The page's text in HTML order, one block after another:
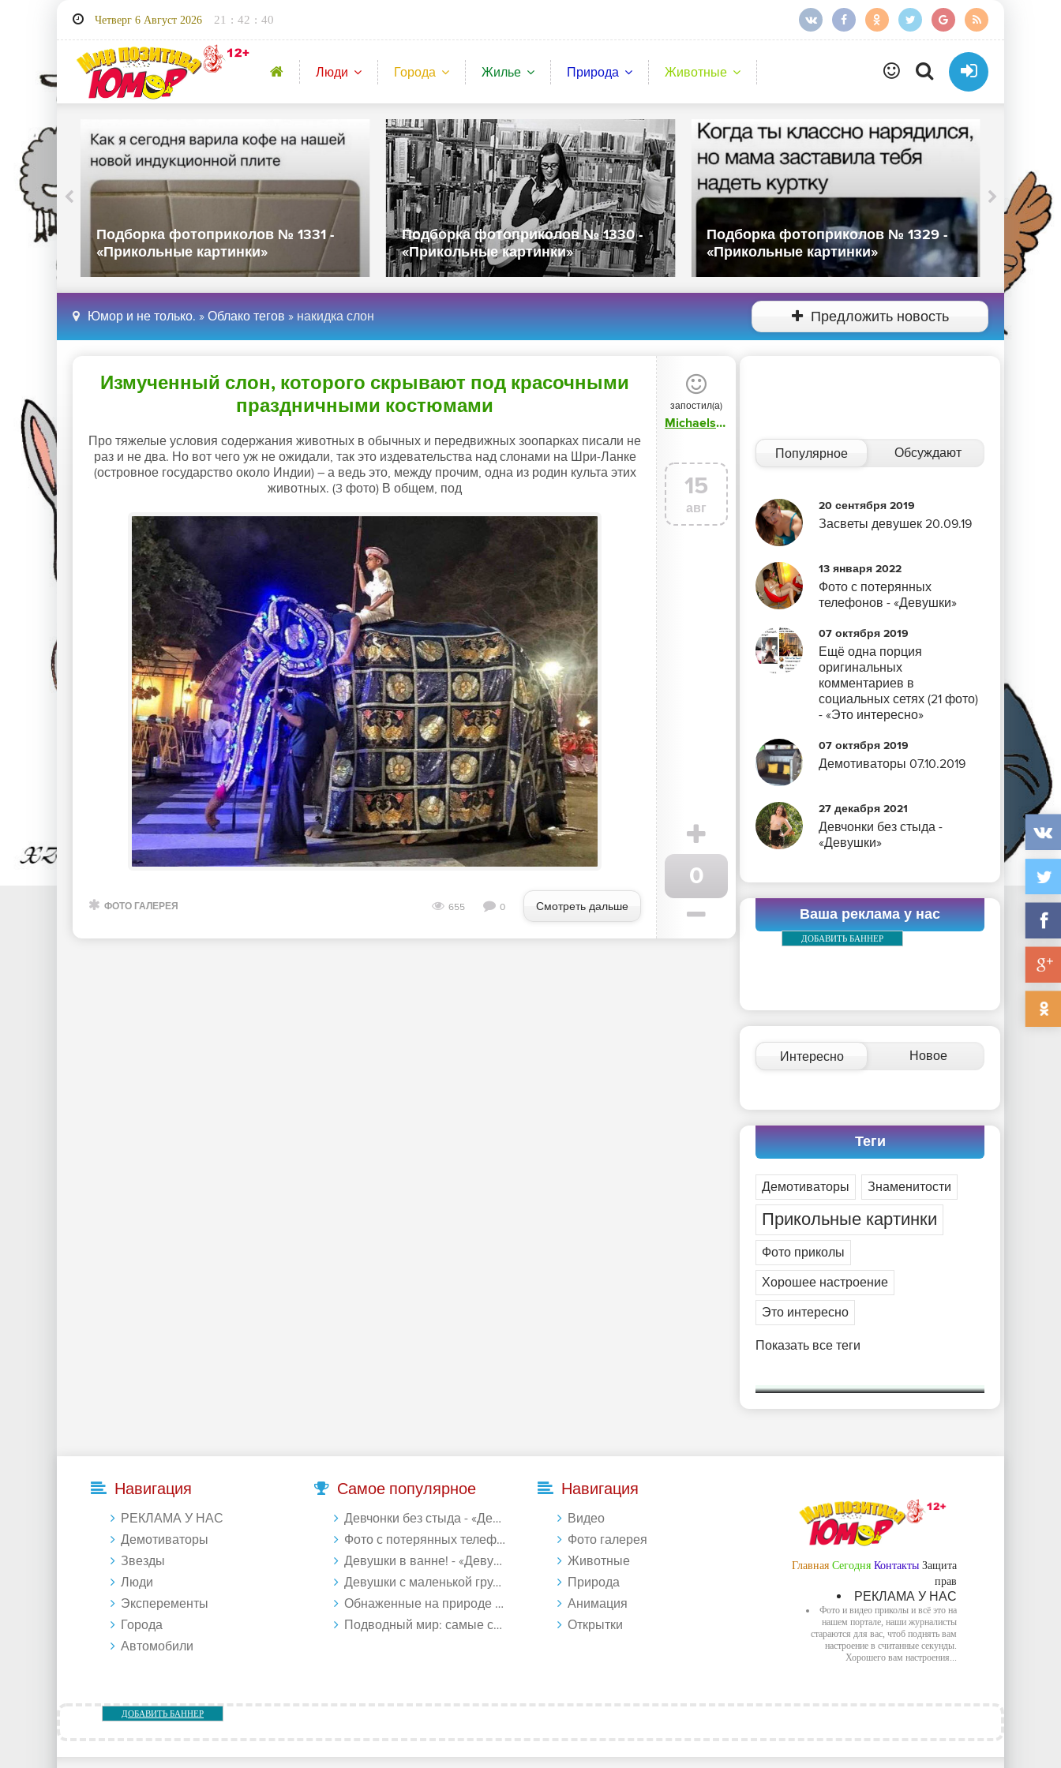
Четверг 6 Август 2026 21 : 42 : 40
Люди Города Жилье Природа Животные
Подборка фотоприколов № 1331 -
«Прикольные картинки»
Подборка фотоприколов № 1330 -
«Прикольные картинки»
Подборка фотоприколов № 1329 -
«Прикольные картинки»
Юмор и не только. » Облако тегов » накидка слон Предложить новость
Измученный слон, которого скрывают под красочными
праздничными костюмами
Про тяжелые условия содержания животных в обычных и передвижных зоопарках писали не
раз и не два. Но вот чего уж не ожидали, так это издевательства над слонами на Шри-Ланке
(островное государство около Индии) – а ведь это, между прочим, одна из родин культа этих
животных. (3 фото) В общем, под
ФОТО ГАЛЕРЕЯ 655 0 Смотреть дальше
запостил(а)
Michaelson
15
авг
0
Популярное Обсуждают
20 сентября 2019
Засветы девушек 20.09.19
13 января 2022
Фото с потерянных
телефонов - «Девушки»
07 октября 2019
Ещё одна порция
оригинальных
комментариев в
социальных сетях (21 фото)
- «Это интересно»
07 октября 2019
Демотиваторы 07.10.2019
27 декабря 2021
Девчонки без стыда -
«Девушки»
Ваша реклама у нас
ДОБАВИТЬ БАННЕР
Интересно Новое
Теги
Демотиваторы Знаменитости
Прикольные картинки
Фото приколы
Хорошее настроение
Это интересно
Показать все теги
Навигация
РЕКЛАМА У НАС
Демотиваторы
Звезды
Люди
Эксперементы
Города
Автомобили
Самое популярное
Девчонки без стыда - «Девушки»
Фото с потерянных телефонов - «Девушки»
Девушки в ванне! - «Девушки»
Девушки с маленькой грудью - «Девушки»
Обнаженные на природе - «Девушки»
Подводный мир: самые странные обитатели океана (18 фото)
Навигация
Видео
Фото галерея
Животные
Природа
Анимация
Открытки
Главная Сегодня Контакты Защита
прав
РЕКЛАМА У НАС
Фото и видео приколы и всё это на
нашем портале, наши журналисты
стараются для вас, чтоб поднять вам
настроение в считанные секунды.
Хорошего вам настроения...
ДОБАВИТЬ БАННЕР